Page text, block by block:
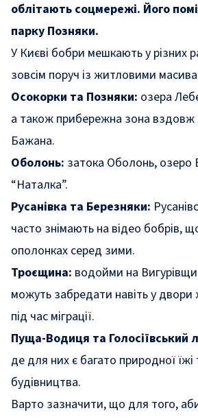
облітають соцмережі. Його
парку Позняки.
У Києві бобри мешкають у різних
зовсім поруч із житловими
Осокорки та Позняки: озера
а також прибережна зона вздовж
Бажана.
Оболонь: затока Оболонь, озеро
“Наталка”.
Русанівка та Березняки:
часто знімають на відео бобрів,
ополонках серед зими.
Троєщина: водойми на
можуть забредати навіть у двори
під час міграції.
Пуща-Водиця та Голосіївський
де для них є багато природної їжі
будівництва.
Варто зазначити, що для того,